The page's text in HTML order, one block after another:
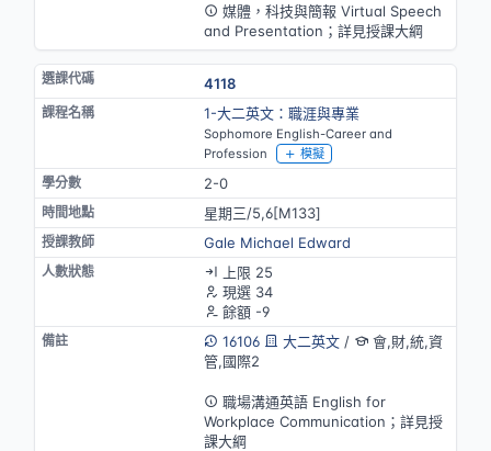
媒體，科技與簡報 Virtual Speech
and Presentation；詳見授課大綱
4118
1-大二英文：職涯與專業
Sophomore English-Career and
Profession
模擬
2-0
星期三/5,6[M133]
Gale Michael Edward
上限 25
現選 34
餘額 -9
16106
大二英文/
會,財,統,資
管,國際2
職場溝通英語 English for
Workplace Communication；詳見授
課大綱